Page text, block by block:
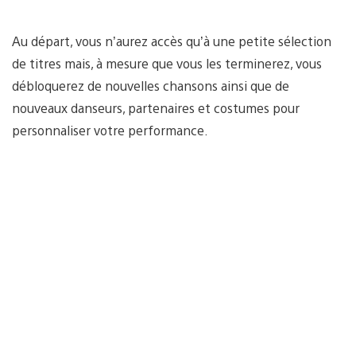
Au départ, vous n’aurez accès qu’à une petite sélection
de titres mais, à mesure que vous les terminerez, vous
débloquerez de nouvelles chansons ainsi que de
nouveaux danseurs, partenaires et costumes pour
personnaliser votre performance.